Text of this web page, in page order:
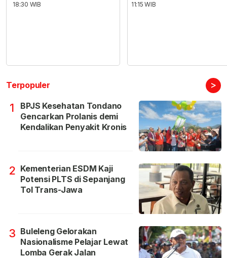
18:30 WIB
11:15 WIB
Terpopuler >
1
BPJS Kesehatan Tondano
Gencarkan Prolanis demi
Kendalikan Penyakit Kronis
2 Kementerian ESDM Kaji
Potensi PLTS di Sepanjang
Tol Trans-Jawa
3 Buleleng Gelorakan
Nasionalisme Pelajar Lewat
Lomba Gerak Jalan